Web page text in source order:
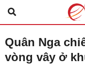
Quân Nga
vòng vây ở